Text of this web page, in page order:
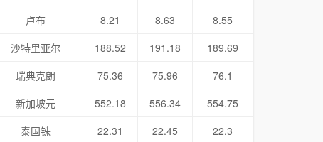
卢布
8.21 8.63
8.55
沙特里亚尔
188.52 191.18
189.69
瑞典克朗
75.36 75.96
76.1
新加坡元
552.18 556.34
554.75
泰国铢
22.31 22.45
22.3